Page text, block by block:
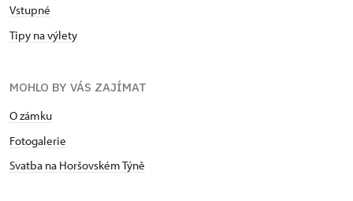
Vstupné
Tipy na výlety
MOHLO BY VÁS ZAJÍMAT
O zámku
Fotogalerie
Svatba na Horšovském Týně